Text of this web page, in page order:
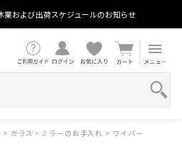
業および出荷スケジュールのお知らせ
> ガラス・ミラーのお手入れ > ワイパー